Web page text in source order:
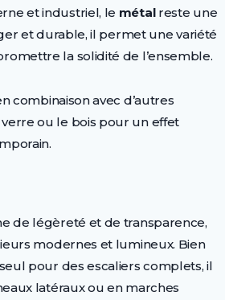
et industriel, le métalreste une
et durable, il permet une variété
la solidité de l’ensemble.
combinaison avec d’autres
ou le bois pour un effet
de légèreté et de transparence,
modernes et lumineux. Bien
pour des escaliers complets, il
latéraux ou en marches